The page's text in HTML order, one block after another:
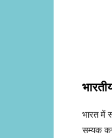
भारत में
सम्यक